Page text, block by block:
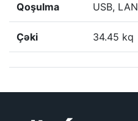
Qoşulma USB, LAN
Çəki 34.45 kq